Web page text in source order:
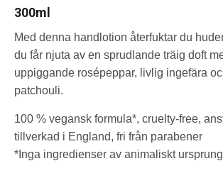
300ml
Med denna handlotion återfuktar du
du får njuta av en sprudlande träig doft
uppiggande rosépeppar, livlig ingefära
patchouli.
100 % vegansk formula*, cruelty-free,
tillverkad i England, fri från parabener
*Inga ingredienser av animaliskt ursprung